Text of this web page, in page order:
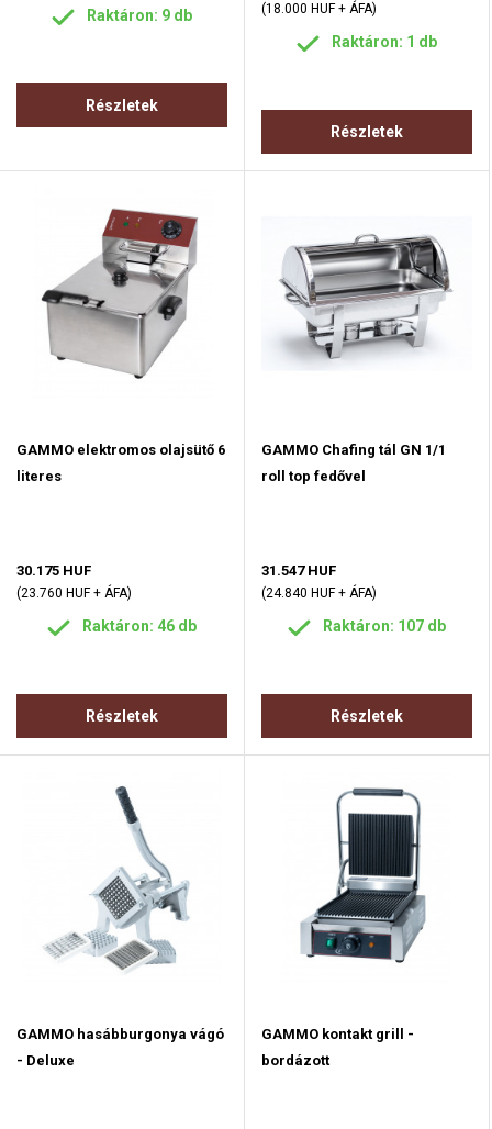
Raktáron: 9 db
Részletek
(18.000 HUF + ÁFA)
Raktáron: 1 db
Részletek
GAMMO elektromos olajsütő 6
literes
30.175 HUF
(23.760 HUF + ÁFA)
Raktáron: 46 db
Részletek
GAMMO Chafing tál GN 1/1
roll top fedővel
31.547 HUF
(24.840 HUF + ÁFA)
Raktáron: 107 db
Részletek
GAMMO hasábburgonya vágó
- Deluxe
GAMMO kontakt grill -
bordázott